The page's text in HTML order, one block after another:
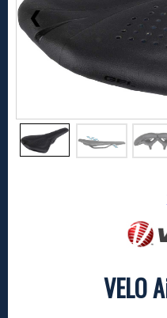
❮
VELO